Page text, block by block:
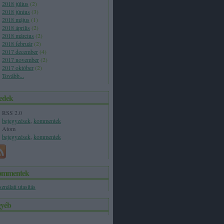
2018 július (2)
2018 június (3)
2018 május (1)
2018 április (2)
2018 március (2)
2018 február (2)
2017 december (4)
2017 november (2)
2017 október (2)
Tovább
RSS 2.0
bejegyzések kommentek
Atom
bejegyzések kommentek
utasítás